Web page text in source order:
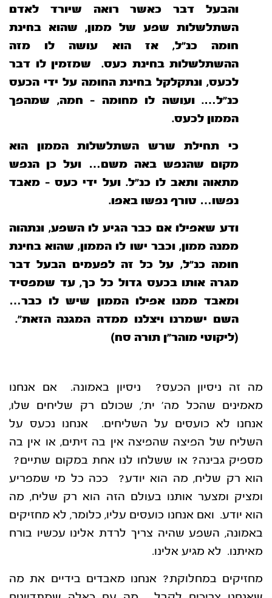
והבעל דבר כאשר רואה שיורד לאדם
השתלשלות שפע של ממון, שהוא בחינת
חומה כנ”ל, אז הוא עושה לו מזה
ההשתלשלות בחינת כעס. שמזמין לו דבר
לכעס, ונתקלקל בחינתהחומה על ידי הכעס
כנ”ל…. ועושה לו מחומה – חמה, שמהפך
הממון לכעס.
כי תחילת שרש השתלשלות הממון הוא
מקום שהנפש באה משם… ועל כן הנפש
מתאוה ותאב לו כנ”ל. ועל ידי כעס – מאבד
נפשו… טורף נפשו באפו.
ודע שאפילו אם כבר הגיע לו השפע, ונתהוה
ממנה ממון, וכבר ישו לו הממון, שהוא בחינת
חומה כנ”ל, על כל זה לפעמים הבעל דבר
מגרה אותו בכעס גדול כל כך, עד שמפסיד
ומאבד ממנו אפילו הממון שיש לו כבר…
השם ישמרנו ויצלנו ממדה המגנה הזאת”.
(ליקוטי מוהר”ן תורה סח)
מה זה ניסיון הכעס? ניסיון באמונה. אם אנחנו
מאמינים שהכל מה’ ית’, שכולם רק שליחים שלו,
אנחנו לא כועסים על השליחים. אנחנו נכעס על
השליח של הפיצה שהפיצה אין בה זיתים, או אין בה
מספיק גבינה? או ששלחו לנו אחת במקום שתיים?
הוא רק שליח, מה הוא יודע? ככה כל מי שמפריע
ומציק ומצער אותנו בעולם הזה הוא רק שליח, מה
הוא יודע. ואם אנחנו כועסים עליו, כלומר, לא מחזיקים
באמונה, השפע שהיה צריך לרדת אלינו עכשיו בורח
מאיתנו. לא מגיע אלינו.
מחזיקים במחלוקת? אנחנו מאבדים בידיים את מה